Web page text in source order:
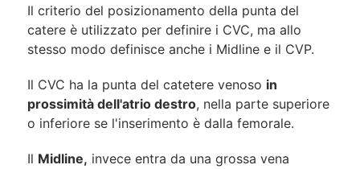
Il criterio del posizionamento della punta del
catere è utilizzato per definire i CVC, ma allo
stesso modo definisce anche i Midline e il CVP.
Il CVC ha la punta del catetere venoso in
prossimità dell'atrio destro, nella parte superiore
o inferiore se l'inserimento è dalla femorale.
Il Midline, invece entra da una grossa vena